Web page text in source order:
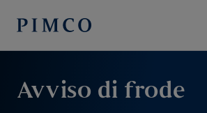
Avviso di frode